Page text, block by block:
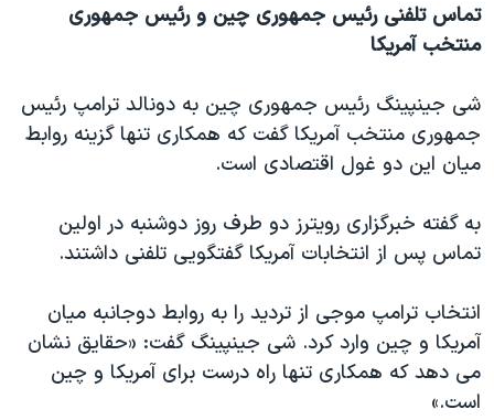
تماس تلفنی رئیس جمهوری چین و رئیس جمهوری
منتخب آمریکا
شی جینپینگ رئیس جمهوری چین به دونالد ترامپ رئیس
جمهوری منتخب آمریکا گفت که همکاری تنها گزینه روابط
میان این دو غول اقتصادی است.
به گفته خبرگزاری رویترز دو طرف روز دوشنبه در اولین
تماس پس از انتخابات آمریکا گفتگویی تلفنی داشتند.
انتخاب ترامپ موجی از تردید را به روابط دوجانبه میان
آمریکا و چین وارد کرد. شی جینپینگ گفت: «حقایق نشان
می دهد که همکاری تنها راه درست برای آمریکا و چین
است.»